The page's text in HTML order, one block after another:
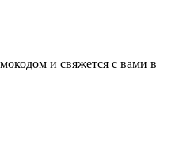
и свяжется с вами в